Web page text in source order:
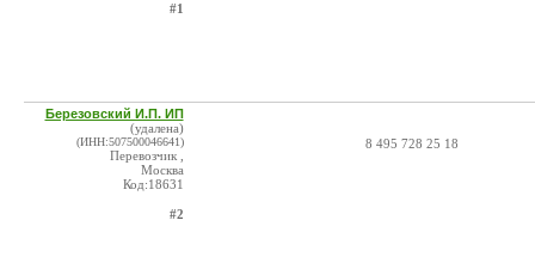
#1
Березовский И.П. ИП
(удалена)
(ИНН:507500046641)
Перевозчик ,
Москва
Код:18631
#2
8 495 728 25 18